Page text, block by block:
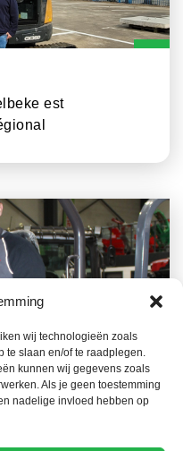
wij technologieën zoals
te slaan en/of te raadplegen.
kunnen wij gegevens zoals
Als je geen toestemming
nadelige invloed hebben op
est
et ils misent